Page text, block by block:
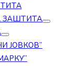
ЗАШТИТА
ЈОВКОВ”